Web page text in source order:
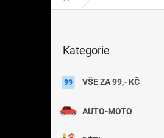
kategorie
Kategorie
VŠE ZA 99,- KČ
AUTO-MOTO